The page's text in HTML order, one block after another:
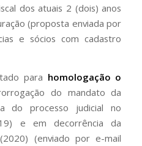
dos atuais 2 (dois) anos
(proposta enviada por
e sócios com cadastro
para homologação o
do mandato da
do processo judicial no
e em decorrência da
(enviado por e-mail